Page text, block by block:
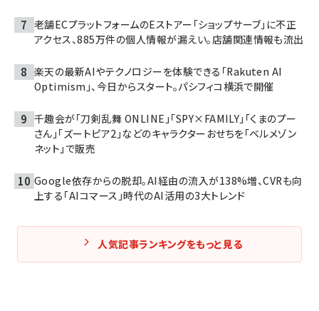
老舗ECプラットフォームのEストアー「ショップサーブ」に不正
アクセス、885万件の個人情報が漏えい。店舗関連情報も流出
楽天の最新AIやテクノロジーを体験できる「Rakuten AI
Optimism」、今日からスタート。パシフィコ横浜で開催
千趣会が「刀剣乱舞 ONLINE」「SPY×FAMILY」「くまのプー
さん」「ズートピア2」などのキャラクターおせちを「ベルメゾン
ネット」で販売
Google依存からの脱却。AI経由の流入が138%増、CVRも向
上する「AIコマース」時代のAI活用の3大トレンド
人気記事ランキングをもっと見る